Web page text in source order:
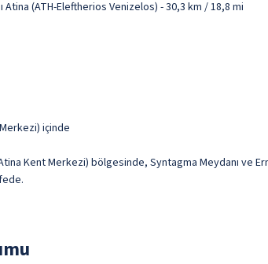
Atina (ATH-Eleftherios Venizelos) - 30,3 km / 18,8 mi
içinde
Kent Merkezi) bölgesinde, Syntagma Meydanı ve